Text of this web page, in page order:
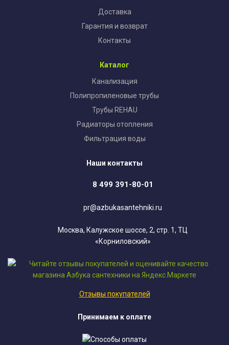
Доставка
Гарантия и возврат
Контакты
Каталог
Канализация
Полипропиленовые трубы
Трубы REHAU
Радиаторы отопления
Фильтрация воды
Наши контакты
8 499 391-80-01
pr@azbukasantehniki.ru
Москва, Калужское шоссе, 2, стр. 1, ТЦ
«Корниловский»
Отзывы покупателей
Принимаем к оплате